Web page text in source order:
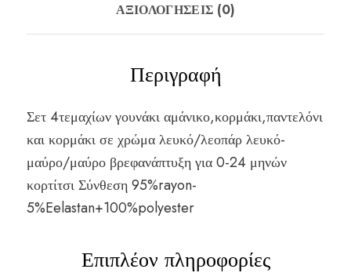
ΑΞΙΟΛΟΓΉΣΕΙΣ (0)
Περιγραφή
Σετ 4τεμαχίων γουνάκι αμάνικο,κορμάκι,παντελόνι
και κορμάκι σε χρώμα λευκό/λεοπάρ λευκό-
μαύρο/μαύρο βρεφανάπτυξη για 0-24 μηνών
κορτίτσι Σύνθεση 95%rayon-
5%Eelastan+100%polyester
Επιπλέον πληροφορίες